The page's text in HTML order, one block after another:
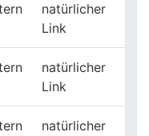
natürlicher
Link
natürlicher
Link
natürlicher